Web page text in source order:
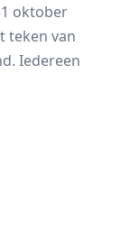
oktober
teken van
Iedereen